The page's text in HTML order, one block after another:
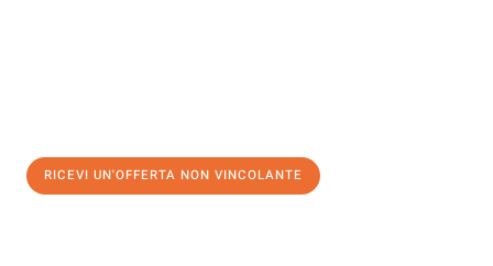
RICEVI UN'OFFERTA NON VINCOLANTE